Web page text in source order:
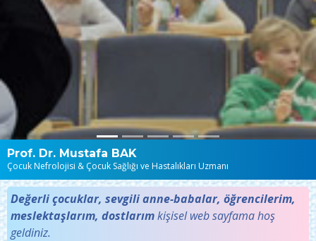
Prof. Dr. Mustafa BAK
Çocuk Nefrolojisi & Çocuk Sağlığı ve Hastalıkları Uzmanı
Değerli çocuklar, sevgili anne-babalar, öğrencilerim,
meslektaşlarım, dostlarımkişisel web sayfama hoş
geldiniz.